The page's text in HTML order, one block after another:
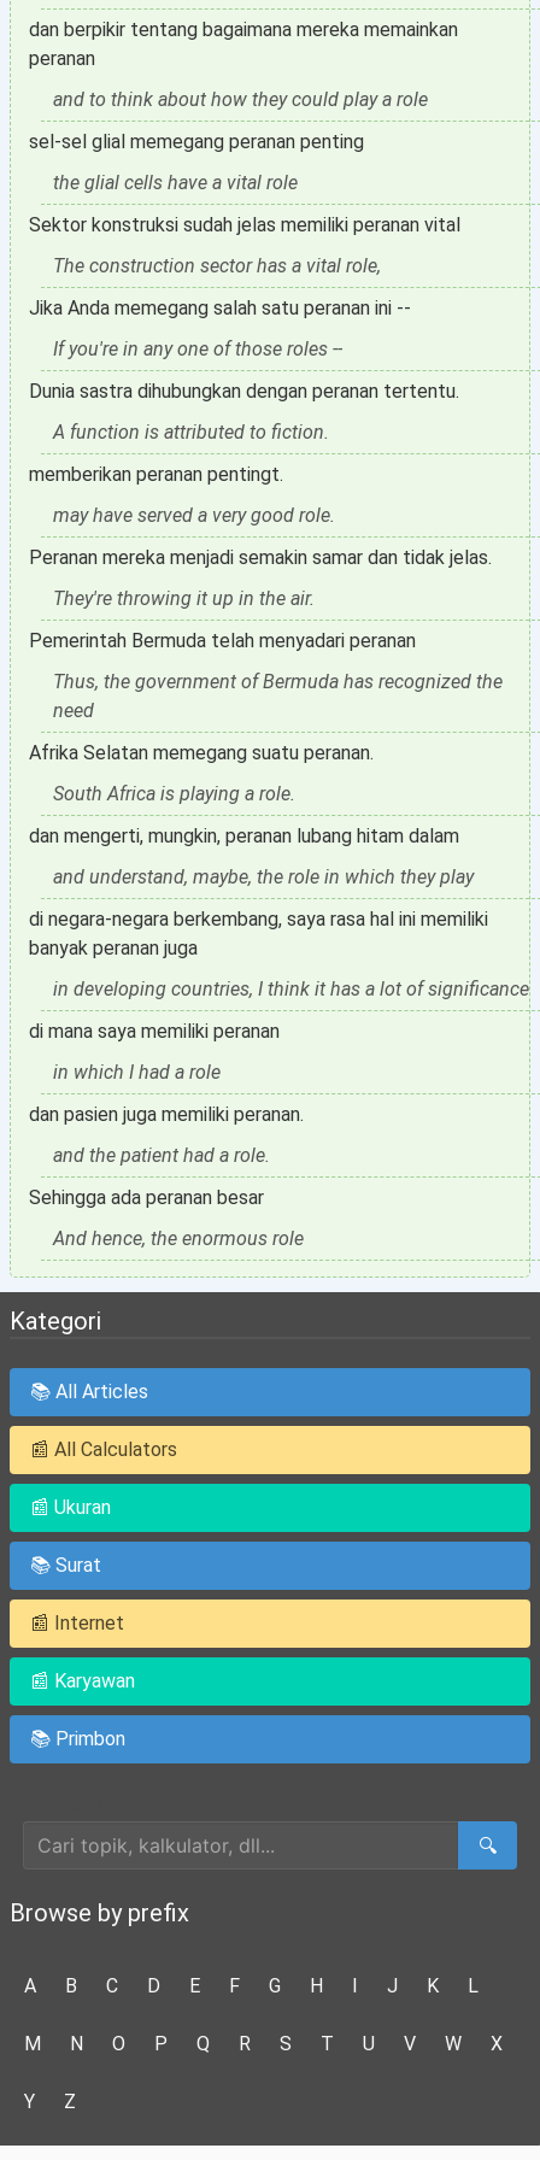
dan berpikir tentang bagaimana mereka memainkan
peranan
and to think about how they could play a role
sel-sel glial memegang peranan penting
the glial cells have a vital role
Sektor konstruksi sudah jelas memiliki peranan vital
The construction sector has a vital role,
Jika Anda memegang salah satu peranan ini --
If you're in any one of those roles --
Dunia sastra dihubungkan dengan peranan tertentu.
A function is attributed to fiction.
memberikan peranan pentingt.
may have served a very good role.
Peranan mereka menjadi semakin samar dan tidak jelas.
They're throwing it up in the air.
Pemerintah Bermuda telah menyadari peranan
Thus, the government of Bermuda has recognized the
need
Afrika Selatan memegang suatu peranan.
South Africa is playing a role.
dan mengerti, mungkin, peranan lubang hitam dalam
and understand, maybe, the role in which they play
di negara-negara berkembang, saya rasa hal ini memiliki
banyak peranan juga
in developing countries, I think it has a lot of significance
di mana saya memiliki peranan
in which I had a role
dan pasien juga memiliki peranan.
and the patient had a role.
Sehingga ada peranan besar
And hence, the enormous role
Kategori
📚 All Articles
📰 All Calculators
📰 Ukuran
📚 Surat
📰 Internet
📰 Karyawan
📚 Primbon
🔍
Browse by prefix
A B C D E F G H I J K L
M N O P Q R S T U V W X
Y Z